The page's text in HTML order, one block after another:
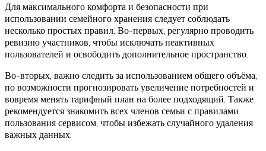
Для максимального комфорта и безопасности при
использовании семейного хранения следует соблюдать
несколько простых правил. Во-первых, регулярно проводить
ревизию участников, чтобы исключать неактивных
пользователей и освободить дополнительное пространство.
Во-вторых, важно следить за использованием общего объёма,
по возможности прогнозировать увеличение потребностей и
вовремя менять тарифный план на более подходящий. Также
рекомендуется знакомить всех членов семьи с правилами
пользования сервисом, чтобы избежать случайного удаления
важных данных.